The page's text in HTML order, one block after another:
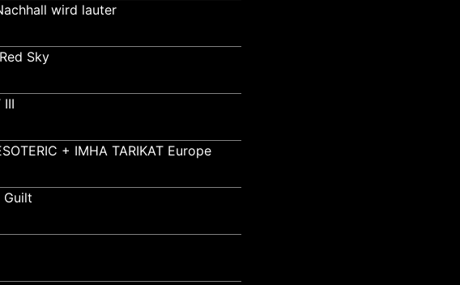
wird lauter
Sky
III
+ IMHA TARIKAT Europe
Guilt